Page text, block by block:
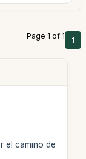
Page 1 of 1 1
el camino de